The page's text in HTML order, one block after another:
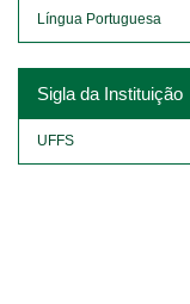
Língua Portuguesa
Sigla da Instituição
UFFS